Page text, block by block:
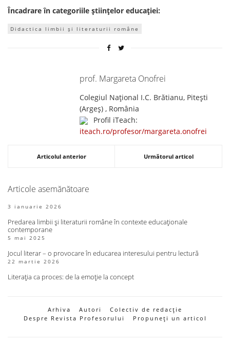
Încadrare în categoriile științelor educației:
Didactica limbii și literaturii române
prof. Margareta Onofrei
Colegiul Național I.C. Brătianu, Pitești
(Argeş) , România
Profil iTeach:
iteach.ro/profesor/margareta.onofrei
Articolul anterior Următorul articol
Articole asemănătoare
3 ianuarie 2026
Predarea limbii și literaturii române în contexte educaționale
contemporane
5 mai 2025
Jocul literar – o provocare în educarea interesului pentru lectură
22 martie 2026
Literația ca proces: de la emoție la concept
Arhiva Autori
Colectiv de redacție
Despre Revista Profesorului
Propuneți un articol